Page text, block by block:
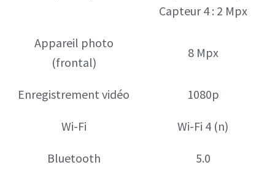
Capteur 4 : 2 Mpx
Appareil photo
(frontal)
8 Mpx
Enregistrement vidéo 1080p
Wi-Fi Wi-Fi 4 (n)
Bluetooth 5.0